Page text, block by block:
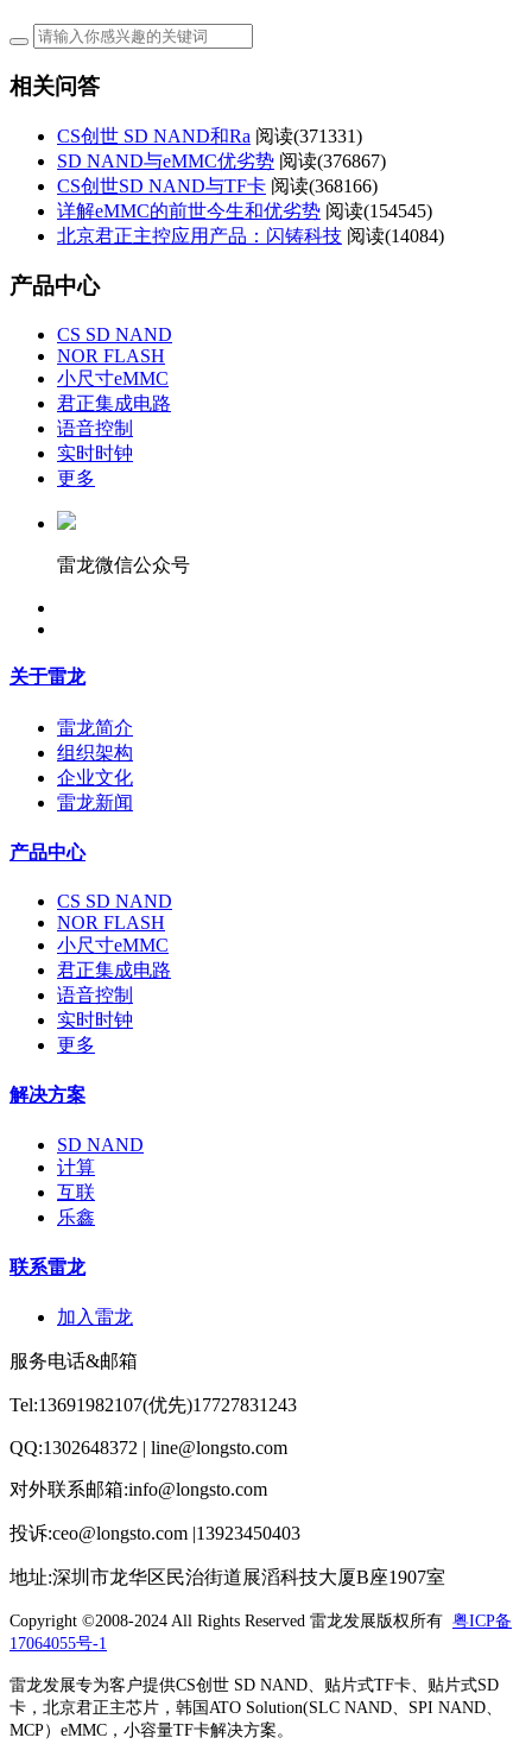
相关问答
CS创世 SD NAND和Ra 阅读(371331)
SD NAND与eMMC优劣势 阅读(376867)
CS创世SD NAND与TF卡 阅读(368166)
详解eMMC的前世今生和优劣势 阅读(154545)
北京君正主控应用产品：闪铸科技 阅读(14084)
产品中心
CS SD NAND
NOR FLASH
小尺寸eMMC
君正集成电路
语音控制
实时时钟
更多
雷龙微信公众号
关于雷龙
雷龙简介
组织架构
企业文化
雷龙新闻
产品中心
CS SD NAND
NOR FLASH
小尺寸eMMC
君正集成电路
语音控制
实时时钟
更多
解决方案
SD NAND
计算
互联
乐鑫
联系雷龙
加入雷龙
服务电话&邮箱
Tel:13691982107(优先)17727831243
QQ:1302648372 | line@longsto.com
对外联系邮箱:info@longsto.com
投诉:ceo@longsto.com |13923450403
地址:深圳市龙华区民治街道展滔科技大厦B座1907室
Copyright ©2008-2024 All Rights Reserved 雷龙发展版权所有 粤ICP备
17064055号-1
雷龙发展专为客户提供CS创世 SD NAND、贴片式TF卡、贴片式SD
卡，北京君正主芯片，韩国ATO Solution(SLC NAND、SPI NAND、
MCP）eMMC，小容量TF卡解决方案。